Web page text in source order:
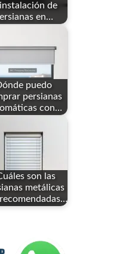
instalación de
en…
puedo
persianas
con…
son las
metálicas